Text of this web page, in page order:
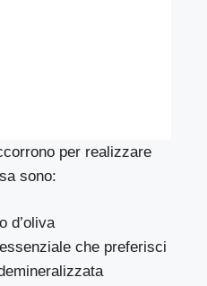
per realizzare
sono:
d’oliva
che preferisci